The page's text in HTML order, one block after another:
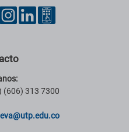
(606) 313 7300